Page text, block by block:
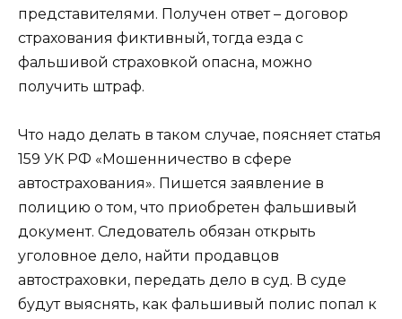
представителями. Получен ответ – договор
страхования фиктивный, тогда езда с
фальшивой страховкой опасна, можно
получить штраф.
Что надо делать в таком случае, поясняет статья
159 УК РФ «Мошенничество в сфере
автострахования». Пишется заявление в
полицию о том, что приобретен фальшивый
документ. Следователь обязан открыть
уголовное дело, найти продавцов
автостраховки, передать дело в суд. В суде
будут выяснять, как фальшивый полис попал к